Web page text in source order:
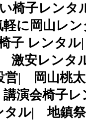
椅子レン
軽に岡山
子 レンタ
安レンタ
営| 岡山桃
演会椅子
タル| 地鎮